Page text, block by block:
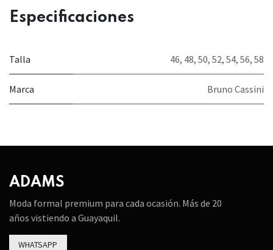
Especificaciones
Talla 46, 48, 50, 52, 54, 56, 58
Marca Bruno Cassini
ADAMS
Moda formal premium para cada ocasión. Más de 20
años vistiendo a Guayaquil.
WHATSAPP